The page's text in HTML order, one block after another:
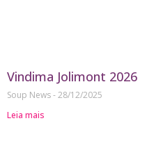
Vindima Jolimont 2026
Soup News 28/12/2025
Leia mais